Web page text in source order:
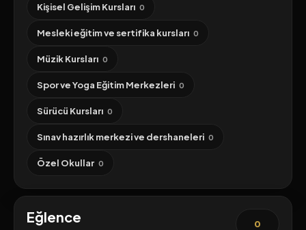
Kişisel Gelişim Kursları 0
Mesleki eğitim ve sertifika kursları 0
Müzik Kursları 0
Spor ve Yoga Eğitim Merkezleri 0
Sürücü Kursları 0
Sınav hazırlık merkezi ve dershaneleri 0
Özel Okullar 0
Eğlence 0